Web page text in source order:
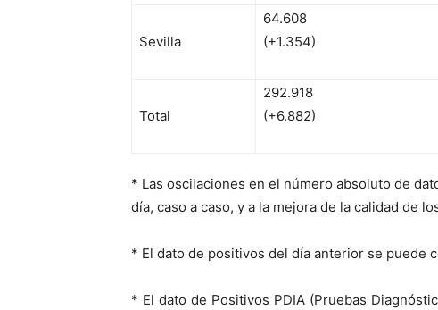
Sevilla
64.608
(+1.354)
Total
292.918
(+6.882)
* Las oscilaciones en el número absoluto de
día, caso a caso, y a la mejora de la calidad de
* El dato de positivos del día anterior se puede
* El dato de Positivos PDIA (Pruebas